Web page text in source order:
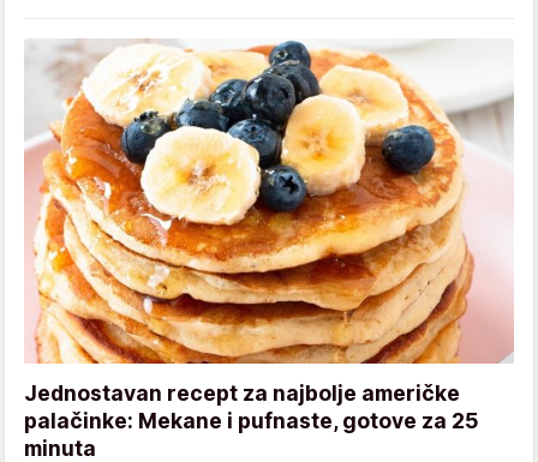
Jednostavan recept za najbolje američke
palačinke: Mekane i pufnaste, gotove za 25
minuta